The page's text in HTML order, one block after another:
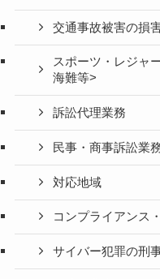
交通事故被害の損
スポーツ・レジャ
海難等>
訴訟代理業務
民事・商事訴訟業
対応地域
コンプライアンス
サイバー犯罪の刑